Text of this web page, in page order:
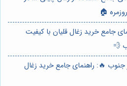
🏠
جامع خرید زغال قلیان با کیفیت
💨
جنوب 🔥: راهنمای جامع خرید زغال